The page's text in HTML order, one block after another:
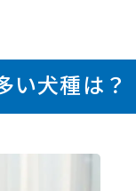
い犬種は？